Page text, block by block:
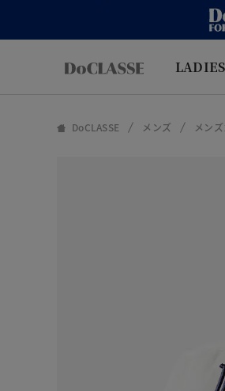
LADIES
DoCLASSE メンズ メン